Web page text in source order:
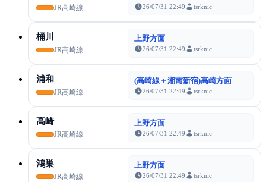
JR高崎線 26/07/31 22:49 tsrknic
桶川
JR高崎線
上野方面
26/07/31 22:49 tsrknic
浦和
JR高崎線
(高崎線＋湘南新宿)高崎方面
26/07/31 22:49 tsrknic
高崎
JR高崎線
上野方面
26/07/31 22:49 tsrknic
鴻巣
JR高崎線
上野方面
26/07/31 22:49 tsrknic